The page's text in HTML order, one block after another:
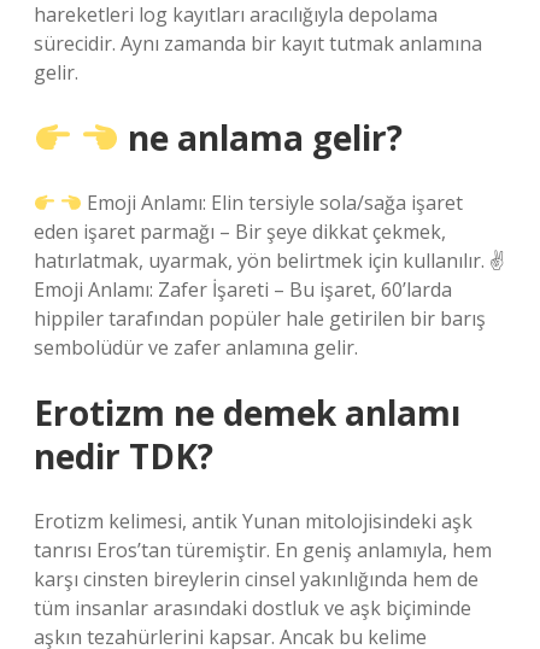
hareketleri log kayıtları aracılığıyla depolama
sürecidir. Aynı zamanda bir kayıt tutmak anlamına
gelir.
ne anlama gelir?
Emoji Anlamı: Elin tersiyle sola/sağa işaret
eden işaret parmağı – Bir şeye dikkat çekmek,
hatırlatmak, uyarmak, yön belirtmek için kullanılır. ✌
Emoji Anlamı: Zafer İşareti – Bu işaret, 60’larda
hippiler tarafından popüler hale getirilen bir barış
sembolüdür ve zafer anlamına gelir.
Erotizm ne demek anlamı
nedir TDK?
Erotizm kelimesi, antik Yunan mitolojisindeki aşk
tanrısı Eros’tan türemiştir. En geniş anlamıyla, hem
karşı cinsten bireylerin cinsel yakınlığında hem de
tüm insanlar arasındaki dostluk ve aşk biçiminde
aşkın tezahürlerini kapsar. Ancak bu kelime